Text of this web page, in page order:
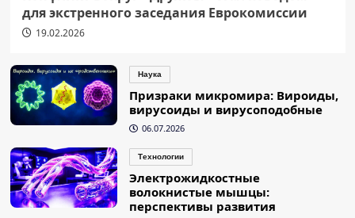
для экстренного заседания Еврокомиссии
19.02.2026
Наука
Призраки микромира: Вироиды,
вирусоиды и вирусоподобные
06.07.2026
Технологии
Электрожидкостные
волокнистые мышцы:
перспективы развития